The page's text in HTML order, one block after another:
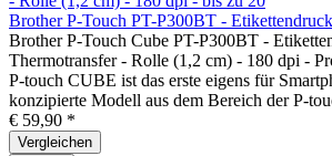
Brother P-Touch PT-P300BT -
Brother P-Touch Cube PT-P300BT -
Thermotransfer - Rolle (1,2 cm) - 180 dpi -
P-touch CUBE ist das erste eigens für
konzipierte Modell aus dem Bereich der P-
€ 59,90 *
Vergleichen